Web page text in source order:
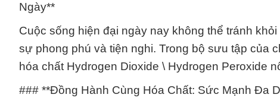
Ngày**
Cuộc sống hiện đại ngày nay không thể tránh
sự phong phú và tiện nghi. Trong bộ sưu tập của
hóa chất Hydrogen Dioxide \ Hydrogen Peroxide
### **Đồng Hành Cùng Hóa Chất: Sức Mạnh Đa